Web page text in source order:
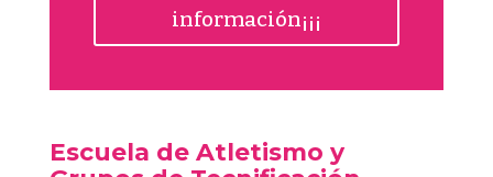
información¡¡¡
Escuela de Atletismo y